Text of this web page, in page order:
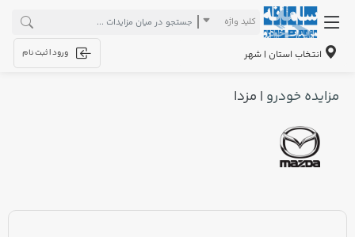
کلید واژه
انتخاب استان | شهر ورود | ثبت نام
مزایده خودرو | مزدا